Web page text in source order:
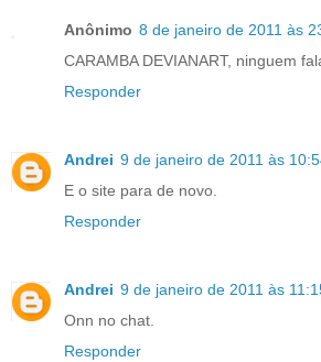
Anônimo 8 de janeiro de 2011 às
CARAMBA DEVIANART, ninguem
Responder
Andrei 9 de janeiro de 2011 às
E o site para de novo.
Responder
Andrei 9 de janeiro de 2011 às
Onn no chat.
Responder